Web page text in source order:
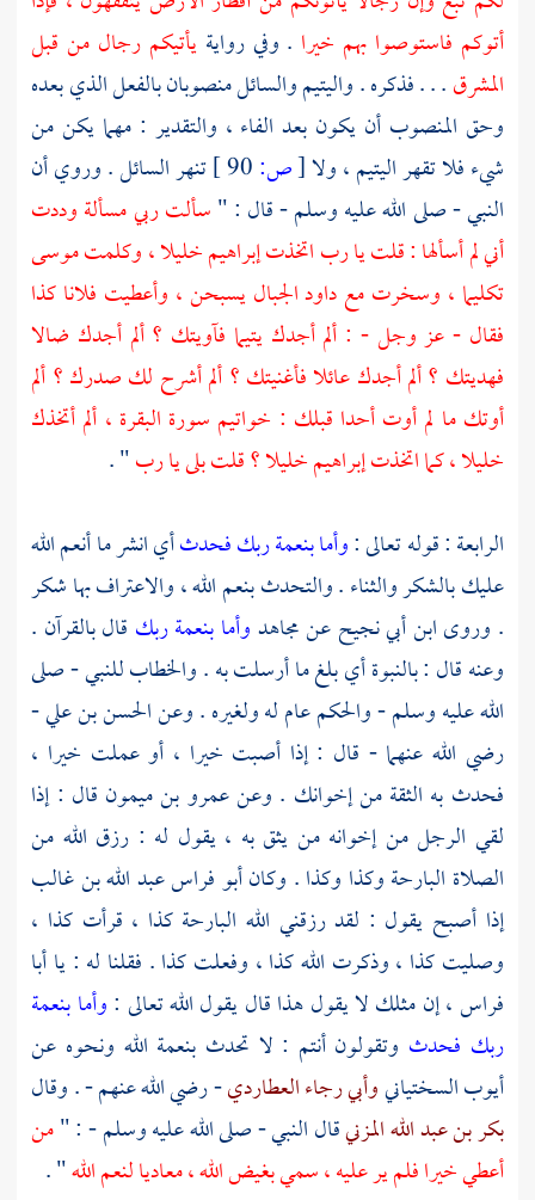
أتوكم فاستوصوا بهم خيرا . وفي روايةيأتيكم رجال من قبل
المشرق. . . فذكره . واليتيم والسائل منصوبان بالفعل الذي بعده
وحق المنصوب أن يكون بعد الفاء ، والتقدير : مهما يكن من
شيء فلا تقهر اليتيم ، ولا[ص:
تنهر السائل . وروي أن
النبي - صلى الله عليه وسلم - قال : "سألت ربي مسألة وددت
أني لم أسألها : قلت يا رب اتخذت إبراهيم خليلا ، وكلمت موسى
تكليما ، وسخرت مع داود الجبال يسبحن ، وأعطيت فلانا كذا
فقال - عز وجل - : ألم أجدك يتيما فآويتك ؟ ألم أجدك ضالا
فهديتك ؟ ألم أجدك عائلا فأغنيتك ؟ ألم أشرح لك صدرك ؟ ألم
أوتك ما لم أوت أحدا قبلك : خواتيم سورة البقرة ، ألم أتخذك
خليلا ، كما اتخذت إبراهيم خليلا ؟ قلت بلى يا رب" .
الرابعة : قوله تعالى :وأما بنعمة ربك فحدثأي انشر ما أنعم الله
عليك بالشكر والثناء . والتحدث بنعم الله ، والاعتراف بها شكر
. وروىابن أبي نجيحعنمجاهدوأما بنعمة ربك قال بالقرآن .
وعنه قال : بالنبوة أي بلغ ما أرسلت به . والخطاب للنبي - صلى
الله عليه وسلم - والحكم عام له ولغيره . وعنالحسن بن علي-
رضي الله عنهما - قال : إذا أصبت خيرا ، أو عملت خيرا ،
فحدث به الثقة من إخوانك . وعنعمرو بن ميمون قال : إذا
لقي الرجل من إخوانه من يثق به ، يقول له : رزق الله من
الصلاة البارحة وكذا وكذا . وكانأبو فراس عبد الله بن غالب
إذا أصبح يقول : لقد رزقني الله البارحة كذا ، قرأت كذا ،
وصليت كذا ، وذكرت الله كذا ، وفعلت كذا . فقلنا له : ياأبا
فراس ،إن مثلك لا يقول هذا قال يقول الله تعالى :وأما بنعمة
ربك فحدث وتقولون أنتم : لا تحدث بنعمة الله ونحوه عن
أيوب السختيانيوأبي رجاء العطاردي- رضي الله عنهم - . وقال
بكر بن عبد الله المزنيقال النبي - صلى الله عليه وسلم - : "من
أعطي خيرا فلم ير عليه ، سمي بغيض الله ، معاديا لنعم الله" .